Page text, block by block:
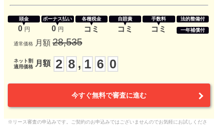
頭金
0 円
ボーナス払い
0 円
各種税金
コミ
自賠責
コミ
手数料
コミ
法的整備付
一年補償付
通常価格 月額 28,535
ネット割
適用価格
月額 2 8 , 1 6 0
今すぐ無料で審査に進む
※リース審査の申込みです。ご契約のお申込みではございませんのでお気軽にお試しくださ